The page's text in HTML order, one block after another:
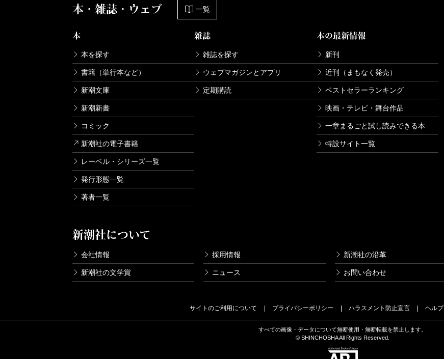
本・雑誌・ウェブ 一覧
本
本を探す
書籍（単行本など）
新潮文庫
新潮新書
コミック
新潮社の電子書籍
レーベル・シリーズ一覧
発行形態一覧
著者一覧
雑誌
雑誌を探す
ウェブマガジンとアプリ
定期購読
本の最新情報
新刊
近刊（まもなく発売）
ベストセラーランキング
映画・テレビ・舞台作品
一章まるごと試し読みできる本
特設サイト一覧
新潮社について
会社情報 採用情報 新潮社の沿革
新潮社の文学賞 ニュース お問い合わせ
サイトのご利用について プライバシーポリシー ハラスメント防止宣言 ヘルプ
すべての画像・データについて無断使用・無断転載を禁止します。
© SHINCHOSHA All Rights Reserved.